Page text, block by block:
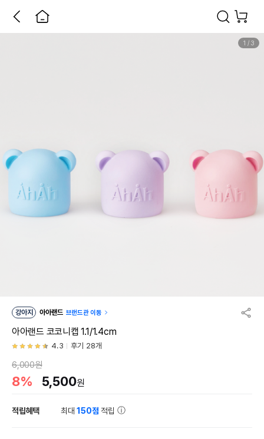
1 / 3
강아지 아아랜드 브랜드관 이동
아아랜드 코코니캡 1.1/1.4cm
4.3 후기 28개
6,000원
8% 5,500원
적립혜택 최대150점 적립